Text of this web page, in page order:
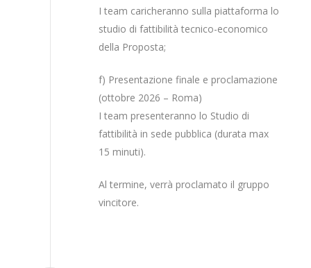
I team caricheranno sulla piattaforma lo
studio di fattibilità tecnico-economico
della Proposta;
f) Presentazione finale e proclamazione
(ottobre 2026 – Roma)
I team presenteranno lo Studio di
fattibilità in sede pubblica (durata max
15 minuti).
Al termine, verrà proclamato il gruppo
vincitore.